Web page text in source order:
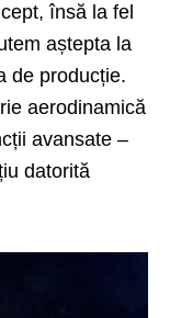
însă la fel
aștepta la
de producție.
aerodinamică
avansate –
datorită